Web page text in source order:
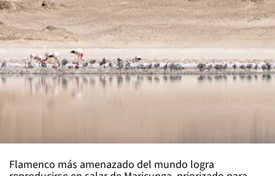
Flamenco más amenazado del mundo logra